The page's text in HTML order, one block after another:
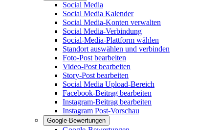
Social Media
Social Media Kalender
Social Media-Konten verwalten
Social Media-Verbindung
Social-Media-Plattform wählen
Standort auswählen und verbinden
Foto-Post bearbeiten
Video-Post bearbeiten
Story-Post bearbeiten
Social Media Upload-Bereich
Facebook-Beitrag bearbeiten
Instagram-Beitrag bearbeiten
Instagram Post-Vorschau
Google-Bewertungen